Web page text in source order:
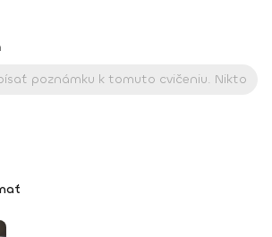
Yoga Instructor (mesačný
terapie